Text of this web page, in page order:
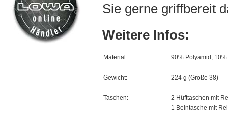
Sie gerne griffbereit
Weitere Infos:
Material: 90% Polyamid,
Gewicht: 224 g (Größe 38)
Taschen:
2 Hüfttaschen mit
1 Beintasche mit